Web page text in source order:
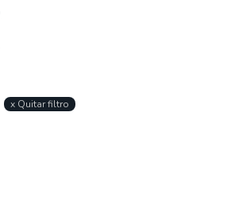
x Quitar filtro